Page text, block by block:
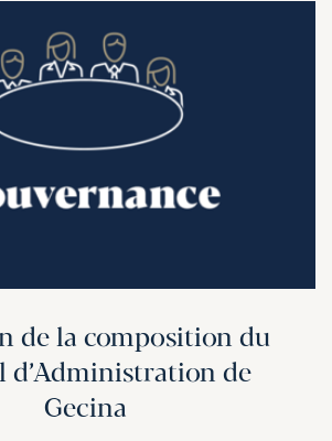
de la composition du
d’Administration de
Gecina